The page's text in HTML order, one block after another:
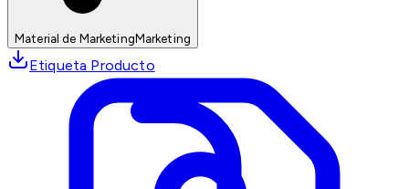
Material de MarketingMarketing
Etiqueta Producto